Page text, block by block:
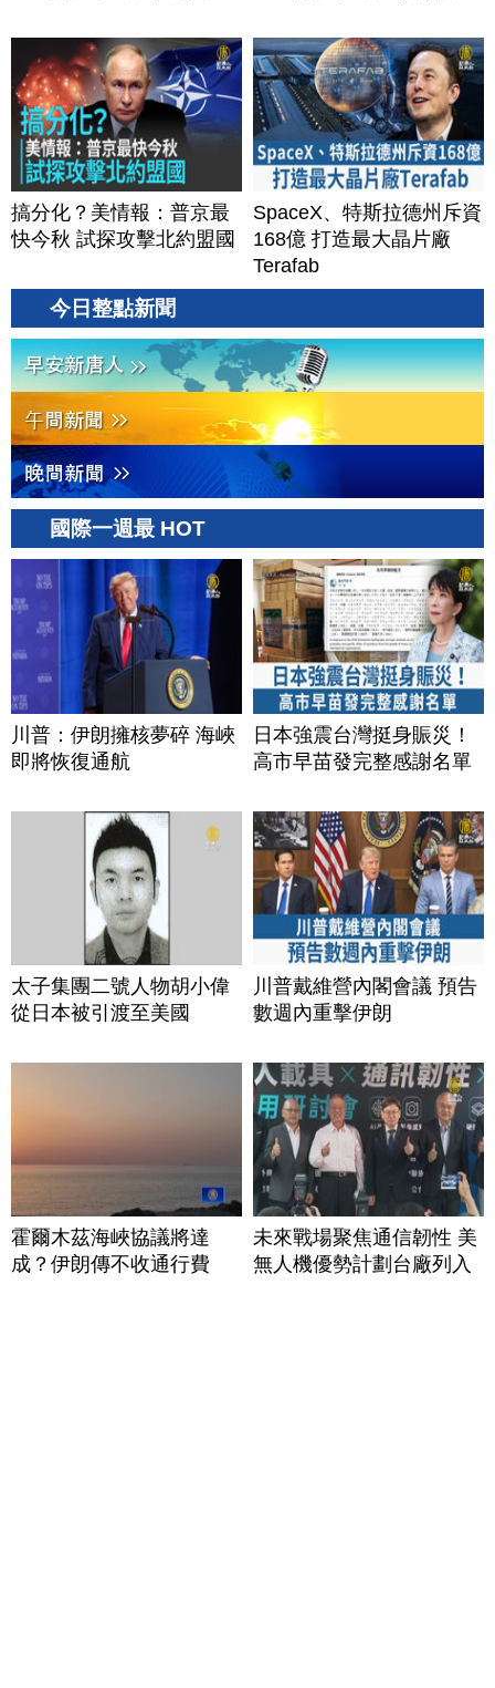
搞分化？美情報：普京最
快今秋 試探攻擊北約盟國
SpaceX、特斯拉德州斥資
168億 打造最大晶片廠
Terafab
今日整點新聞
國際一週最 HOT
川普：伊朗擁核夢碎 海峽
即將恢復通航
日本強震台灣挺身賑災！
高市早苗發完整感謝名單
太子集團二號人物胡小偉
從日本被引渡至美國
川普戴維營內閣會議 預告
數週內重擊伊朗
霍爾木茲海峽協議將達
成？伊朗傳不收通行費
未來戰場聚焦通信韌性 美
無人機優勢計劃台廠列入